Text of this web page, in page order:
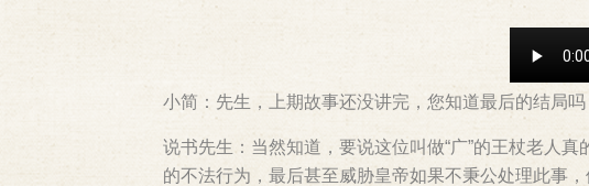
小简：先生，上期故事还没讲完，您知道最后的结局吗
说书先生：当然知道，要说这位叫做“广”的王杖老人
的不法行为，最后甚至威胁皇帝如果不秉公处理此事